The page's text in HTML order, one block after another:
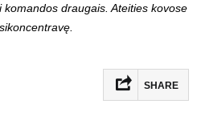
draugais. Ateities kovose
SHARE